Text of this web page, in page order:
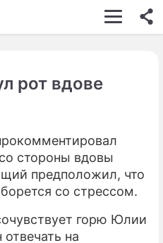
ШОУ-БИЗНЕС
КИНО
ЗДОРОВЬЕ
ЭКОНОМИКА
ПРОИСШЕСТВИЯ
СОННИК
рот вдове
стороны вдовы
предположил, что
со стрессом.
горю Юлии
на